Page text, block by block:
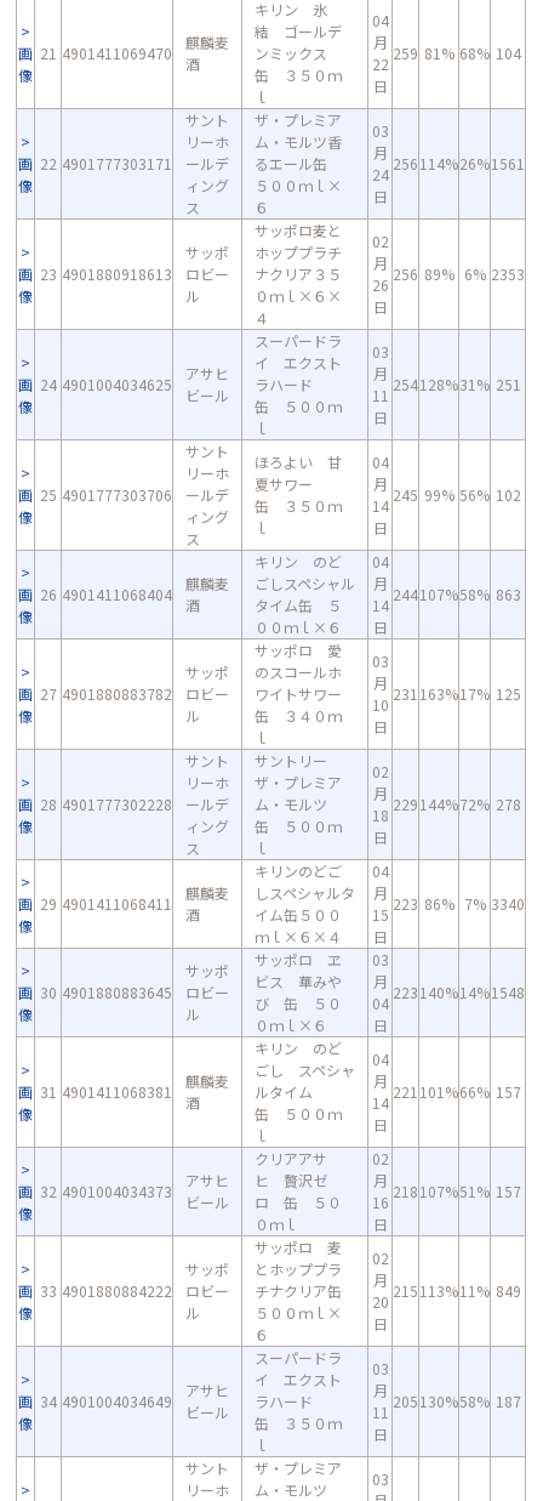
画
像
21 4901411069470
麒麟麦
酒
キリン 氷
結 ゴールデ
ンミックス
缶 ３５０ｍ
ｌ
04
月
22
日
259 81% 68% 104
画
像
22 4901777303171
サント
リーホ
ールデ
ィング
ス
ザ・プレミア
ム・モルツ香
るエール缶
５００ｍｌ×
６
03
月
24
日
256114%26%1561
画
像
23 4901880918613
サッポ
ロビー
ル
サッポロ麦と
ホッププラチ
ナクリア３５
０ｍｌ×６×
４
02
月
26
日
256 89% 6% 2353
画
像
24 4901004034625
アサヒ
ビール
スーパードラ
イ エクスト
ラハード
缶 ５００ｍ
ｌ
03
月
11
日
254128%31% 251
画
像
25 4901777303706
サント
リーホ
ールデ
ィング
ス
ほろよい 甘
夏サワー
缶 ３５０ｍ
ｌ
04
月
14
日
245 99% 56% 102
画
像
26 4901411068404
麒麟麦
酒
キリン のど
ごしスペシャル
タイム缶 ５
００ｍｌ×６
04
月
14
日
244107%58% 863
画
像
27 4901880883782
サッポ
ロビー
ル
サッポロ 愛
のスコールホ
ワイトサワー
缶 ３４０ｍ
ｌ
03
月
10
日
231 163%17% 125
画
像
28 4901777302228
サント
リーホ
ールデ
ィング
ス
サントリー
ザ・プレミア
ム・モルツ
缶 ５００ｍ
ｌ
02
月
18
日
229144%72% 278
画
像
29 4901411068411
麒麟麦
酒
キリンのどご
しスペシャルタ
イム缶５００
ｍｌ×６×４
04
月
15
日
223 86% 7% 3340
画
像
30 4901880883645
サッポ
ロビー
ル
サッポロ ヱ
ビス 華みや
び 缶 ５０
０ｍｌ×６
03
月
04
日
223140%14%1548
画
像
31 4901411068381
麒麟麦
酒
キリン のど
ごし スペシャ
ルタイム
缶 ５００ｍ
ｌ
04
月
14
日
221 101%66% 157
画
像
32 4901004034373
アサヒ
ビール
クリアアサ
ヒ 贅沢ゼ
ロ 缶 ５０
０ｍｌ
02
月
16
日
218107%51% 157
画
像
33 4901880884222
サッポ
ロビー
ル
サッポロ 麦
とホッププラ
チナクリア缶
５００ｍｌ×
６
02
月
20
日
215113%11% 849
画
像
34 4901004034649
アサヒ
ビール
スーパードラ
イ エクスト
ラハード
缶 ３５０ｍ
ｌ
03
月
11
日
205130%58% 187
サント
リーホ
ザ・プレミア
ム・モルツ
03